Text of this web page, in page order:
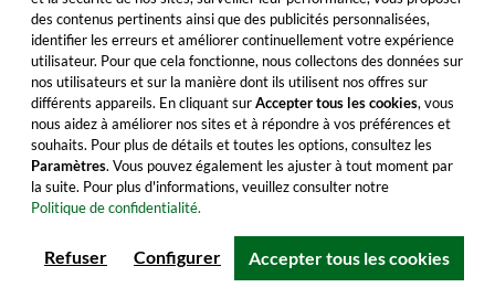
Jean-Luc Pasquet L`Organic Folle Blanche
L. XI. Cognac (bio)
Découvrez cette eau-de-vie merveilleusement
aromatique de la Grande Champagne, certifiée
bio. Offrez-vous ce plaisir dès maintenant !
73,99 €
des contenus pertinents ainsi que des publicités personnalisées,
identifier les erreurs et améliorer continuellement votre expérience
utilisateur. Pour que cela fonctionne, nous collectons des données sur
nos utilisateurs et sur la manière dont ils utilisent nos offres sur
différents appareils. En cliquant surAccepter tous les cookies, vous
nous aidez à améliorer nos sites et à répondre à vos préférences et
souhaits. Pour plus de détails et toutes les options, consultez les
Paramètres. Vous pouvez également les ajuster à tout moment par
la suite. Pour plus d'informations, veuillez consulter notre
Politique de confidentialité.
Refuser Configurer Accepter tous les cookies